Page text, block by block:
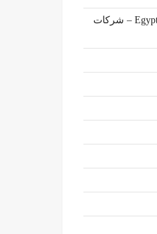
Egypt tourism transportation companies – شركات